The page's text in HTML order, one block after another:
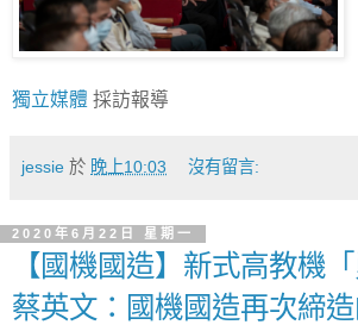
獨立媒體 採訪報導
jessie 於 晚上10:03 沒有留言:
2020年6月22日 星期一
【國機國造】新式高教機
蔡英文：國機國造再次締